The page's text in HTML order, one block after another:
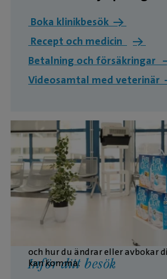
Boka klinikbesök →
Recept och medicin
→
Betalning och försäkringar
Videosamtal med
Inför ditt besök
Här hittar du viktig information
oss, till exempel hur du hittar
och hur du ändrar eller avbokar
kan komma.